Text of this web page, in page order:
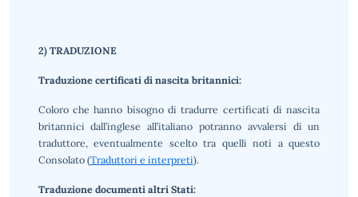
2) TRADUZIONE
Traduzione certificati di nascita britannici:
Coloro che hanno bisogno di tradurre certificati di nascita
britannici dall’inglese all’italiano potranno avvalersi di un
traduttore, eventualmente scelto tra quelli noti a questo
Consolato (Traduttori e interpreti).
Traduzione documenti altri Stati: